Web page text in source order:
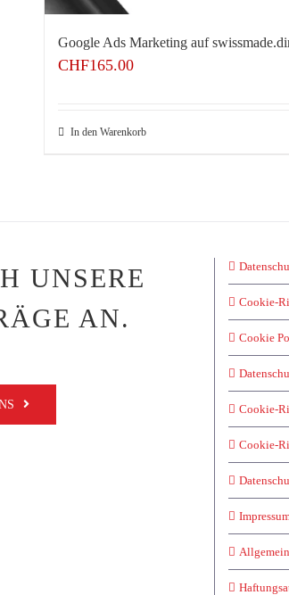
Google Ads Marketing auf
CHF165.00
In den Warenkorb
UNSERE
AN.
Cookie-
Cookie
Cookie-
Cookie-